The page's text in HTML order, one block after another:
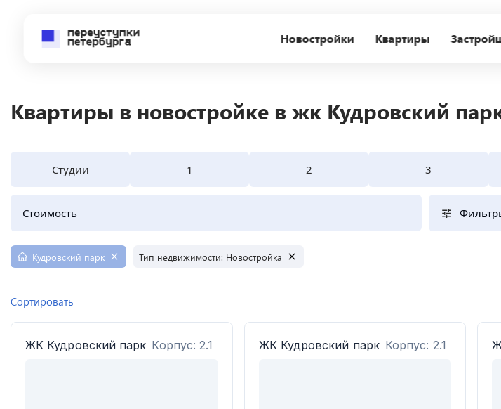
Новостройки Квартиры
Квартиры в новостройке в жк Кудровский
Студии 1 2 3
Стоимость
Кудровский парк Тип недвижимости: Новостройка
Сортировать
ЖК Кудровский парк Корпус: 2.1 ЖК Кудровский парк Корпус: 2.1